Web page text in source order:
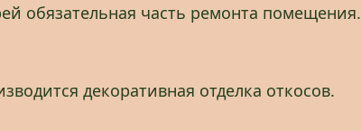
обязательная часть ремонта помещения.
декоративная отделка откосов.